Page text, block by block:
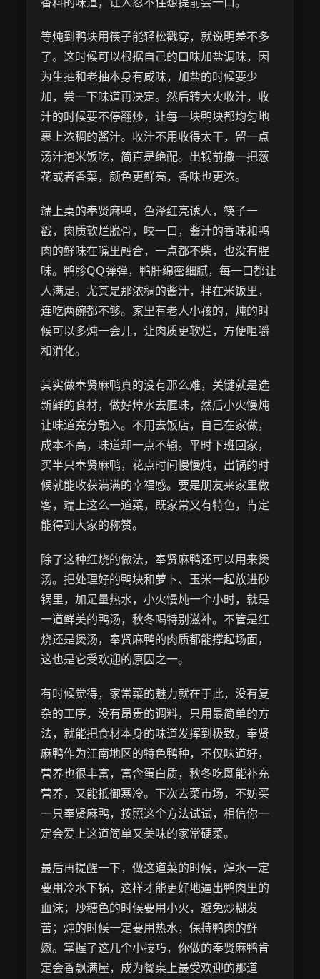
等炖到鸭块用筷子能轻松戳穿，就说明差不多
了。这时候可以根据自己的口味加盐调味，因
为生抽和老抽本身有咸味，加盐的时候要少
加，尝一下味道再决定。然后转大火收汁，收
汁的时候要不停翻炒，让每一块鸭块都均匀地
裹上浓稠的酱汁。收汁不用收得太干，留一点
汤汁泡米饭吃，简直是绝配。出锅前撒一把葱
花或者香菜，颜色更鲜亮，香味也更浓。
端上桌的奉贤麻鸭，色泽红亮诱人，筷子一
戳，肉质软烂脱骨，咬一口，酱汁的香味和鸭
肉的鲜味在嘴里融合，一点都不柴，也没有腥
味。鸭胗QQ弹弹，鸭肝绵密细腻，每一口都让
人满足。尤其是那浓稠的酱汁，拌在米饭里，
连吃两碗都不够。家里有老人小孩的，炖的时
候可以多炖一会儿，让肉质更软烂，方便咀嚼
和消化。
其实做奉贤麻鸭真的没有那么难，关键就是选
新鲜的食材，做好焯水去腥味，然后小火慢炖
让味道充分融入。不用去饭店，自己在家做，
成本不高，味道却一点不输。平时下班回家，
买半只奉贤麻鸭，花点时间慢慢炖，出锅的时
候就能收获满满的幸福感。要是朋友来家里做
客，端上这么一道菜，既家常又有特色，肯定
能得到大家的称赞。
除了这种红烧的做法，奉贤麻鸭还可以用来煲
汤。把处理好的鸭块和萝卜、玉米一起放进砂
锅里，加足量热水，小火慢炖一个小时，就是
一道鲜美的鸭汤，秋冬喝特别滋补。不管是红
烧还是煲汤，奉贤麻鸭的肉质都能撑起场面，
这也是它受欢迎的原因之一。
有时候觉得，家常菜的魅力就在于此，没有复
杂的工序，没有昂贵的调料，只用最简单的方
法，就能把食材本身的味道发挥到极致。奉贤
麻鸭作为江南地区的特色鸭种，不仅味道好，
营养也很丰富，富含蛋白质，秋冬吃既能补充
营养，又能抵御寒冷。下次去菜市场，不妨买
一只奉贤麻鸭，按照这个方法试试，相信你一
定会爱上这道简单又美味的家常硬菜。
最后再提醒一下，做这道菜的时候，焯水一定
要用冷水下锅，这样才能更好地逼出鸭肉里的
血沫；炒糖色的时候要用小火，避免炒糊发
苦；炖的时候一定要用热水，保持鸭肉的鲜
嫩。掌握了这几个小技巧，你做的奉贤麻鸭肯
定会香飘满屋，成为餐桌上最受欢迎的那道